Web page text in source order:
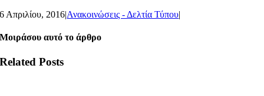
6 Απριλίου, 2016|Ανακοινώσεις - Δελτία Τύπου|
Μοιράσου αυτό το άρθρο
Related Posts